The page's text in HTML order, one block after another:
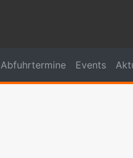
Abfuhrtermine Events